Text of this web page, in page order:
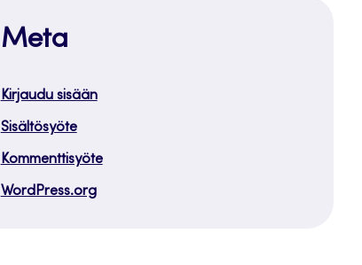
Meta
Kirjaudu sisään
Sisältösyöte
Kommenttisyöte
WordPress.org